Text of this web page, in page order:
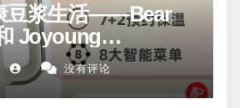
豆浆生活——Bear
Joyoung
你值得拥有
没有评论